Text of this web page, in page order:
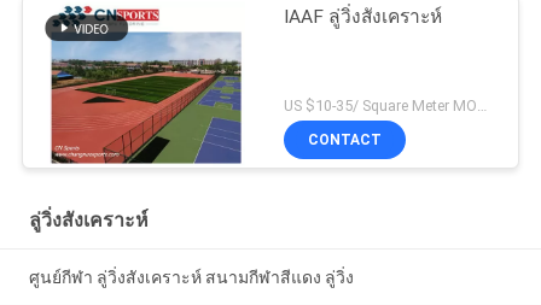
IAAF ลู่วิ่งสังเคราะห์
CONTACT
ลู่วิ่งสังเคราะห์
ศูนย์กีฬา ลู่วิ่งสังเคราะห์ สนามกีฬาสีแดง ลู่วิ่ง